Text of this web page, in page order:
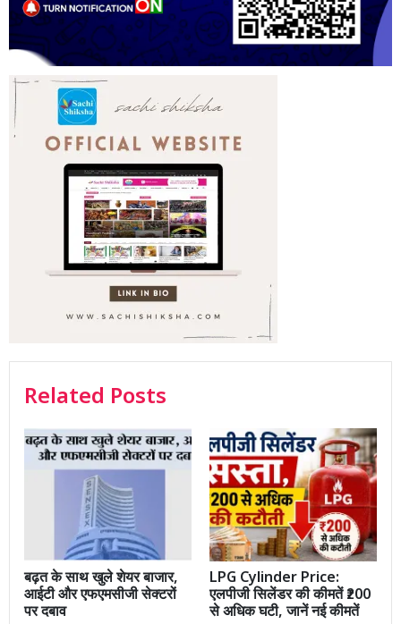
Related Posts
बढ़त के साथ खुले शेयर बाजार,
आईटी और एफएमसीजी सेक्टरों
पर दबाव
LPG Cylinder Price:
एलपीजी सिलेंडर की कीमतें ₹200
से अधिक घटी, जानें नई कीमतें